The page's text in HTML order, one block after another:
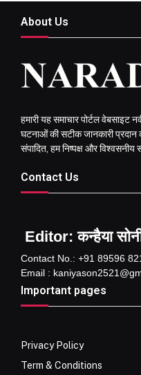
About Us
हमारी यह समाचार पोर्टल
घटनाओं की सटीक जानकारी प्रदान
संपादित, हम निष्पक्ष और विश्वसनीय
Contact Us
Editor: कन्हैया
Contact No.: +91 89596
Email :
Important pages
Privacy Policy
Term & Conditions